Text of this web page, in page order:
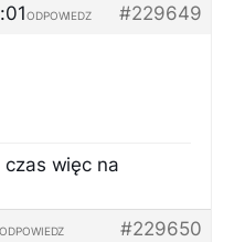
#229649
ODPOWIEDZ
czas więc na
#229650
ODPOWIEDZ